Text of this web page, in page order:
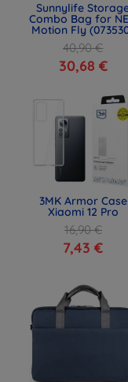
Sunnylife
Combo Bag for
Motion Fly
40,90 €
30,68 €
3MK Armor Case
Xiaomi 12 Pro
16,90 €
7,43 €